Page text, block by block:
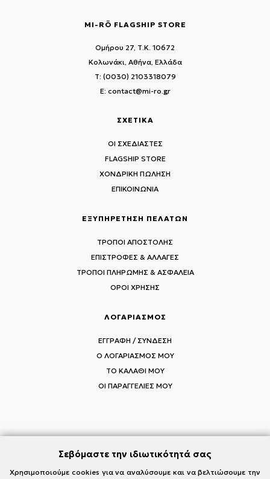
MI-RŌ FLAGSHIP STORE
Ομήρου 27, Τ.Κ. 10672
Κολωνάκι, Αθήνα, Ελλάδα
T: (0030) 2103318079
E: contact@mi-ro.gr
ΣΧΕΤΙΚΑ
ΟΙ ΣΧΕΔΙΑΣΤΕΣ
FLAGSHIP STORE
ΧΟΝΔΡΙΚΗ ΠΩΛΗΣΗ
ΕΠΙΚΟΙΝΩΝΙΑ
ΕΞΥΠΗΡΕΤΗΣΗ ΠΕΛΑΤΩΝ
ΤΡΟΠΟΙ ΑΠΟΣΤΟΛΗΣ
ΕΠΙΣΤΡΟΦΕΣ & ΑΛΛΑΓΕΣ
ΤΡΟΠΟΙ ΠΛΗΡΩΜΗΣ & ΑΣΦΑΛΕΙΑ
ΟΡΟΙ ΧΡΗΣΗΣ
ΛΟΓΑΡΙΑΣΜΟΣ
ΕΓΓΡΑΦΗ / ΣΥΝΔΕΣΗ
Ο ΛΟΓΑΡΙΑΣΜΟΣ ΜΟΥ
ΤΟ ΚΑΛΑΘΙ ΜΟΥ
ΟΙ ΠΑΡΑΓΓΕΛΙΕΣ ΜΟΥ
Visit InstagramVisit FacebookVisit Vimeo
Σεβόμαστε την ιδιωτικότητά σας
Χρησιμοποιούμε cookies για να αναλύσουμε και να βελτιώσουμε την